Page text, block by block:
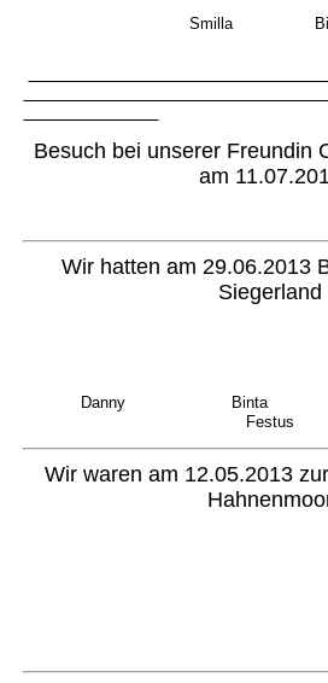
Smilla
Besuch bei unserer Freundin
am
Wir hatten am 29.06.2013
Siegerland
Danny
Festus
Wir waren am 12.05.2013